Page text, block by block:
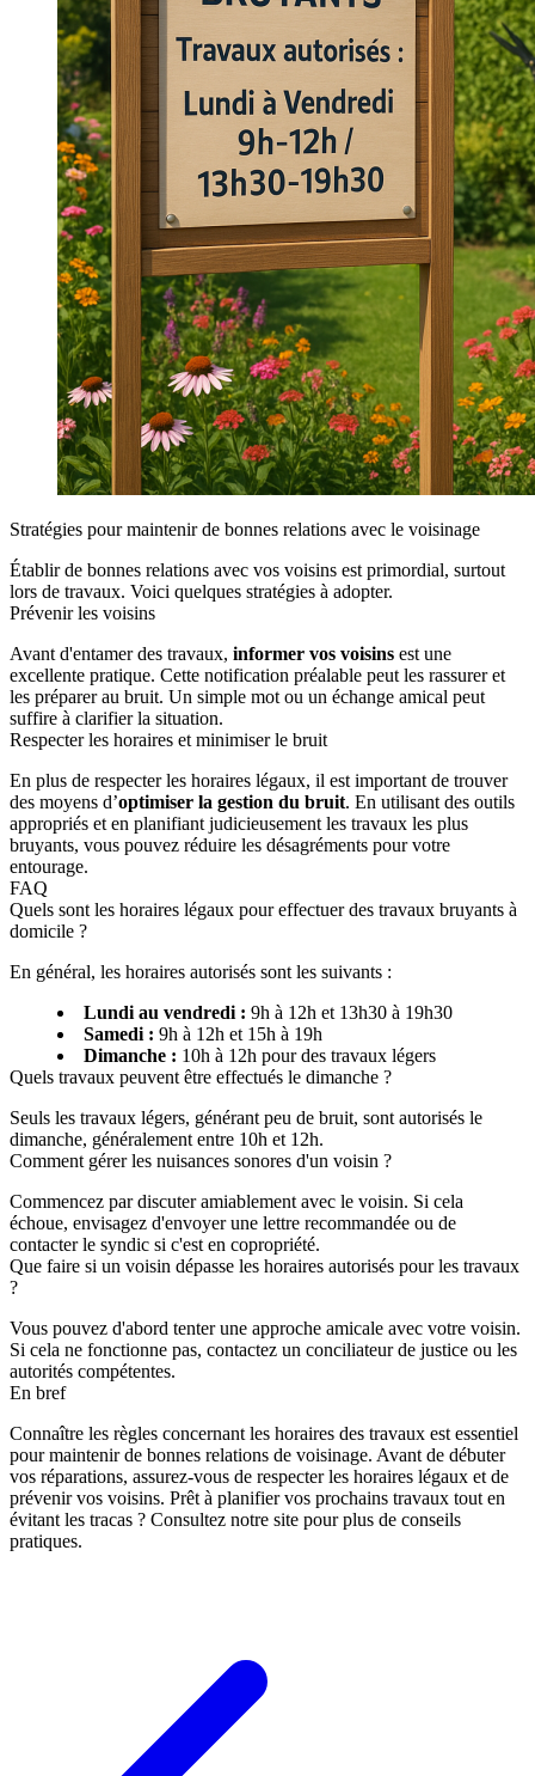
Stratégies pour maintenir de bonnes relations avec le voisinage
Établir de bonnes relations avec vos voisins est primordial, surtout
lors de travaux. Voici quelques stratégies à adopter.
Prévenir les voisins
Avant d'entamer des travaux, informer vos voisins est une
excellente pratique. Cette notification préalable peut les rassurer et
les préparer au bruit. Un simple mot ou un échange amical peut
suffire à clarifier la situation.
Respecter les horaires et minimiser le bruit
En plus de respecter les horaires légaux, il est important de trouver
des moyens d’optimiser la gestion du bruit. En utilisant des outils
appropriés et en planifiant judicieusement les travaux les plus
bruyants, vous pouvez réduire les désagréments pour votre
entourage.
FAQ
Quels sont les horaires légaux pour effectuer des travaux bruyants à
domicile ?
En général, les horaires autorisés sont les suivants :
Lundi au vendredi : 9h à 12h et 13h30 à 19h30
Samedi : 9h à 12h et 15h à 19h
Dimanche : 10h à 12h pour des travaux légers
Quels travaux peuvent être effectués le dimanche ?
Seuls les travaux légers, générant peu de bruit, sont autorisés le
dimanche, généralement entre 10h et 12h.
Comment gérer les nuisances sonores d'un voisin ?
Commencez par discuter amiablement avec le voisin. Si cela
échoue, envisagez d'envoyer une lettre recommandée ou de
contacter le syndic si c'est en copropriété.
Que faire si un voisin dépasse les horaires autorisés pour les travaux
?
Vous pouvez d'abord tenter une approche amicale avec votre voisin.
Si cela ne fonctionne pas, contactez un conciliateur de justice ou les
autorités compétentes.
En bref
Connaître les règles concernant les horaires des travaux est essentiel
pour maintenir de bonnes relations de voisinage. Avant de débuter
vos réparations, assurez-vous de respecter les horaires légaux et de
prévenir vos voisins. Prêt à planifier vos prochains travaux tout en
évitant les tracas ? Consultez notre site pour plus de conseils
pratiques.